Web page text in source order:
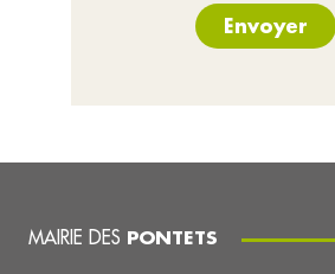
Envoyer
MAIRIE DES PONTETS